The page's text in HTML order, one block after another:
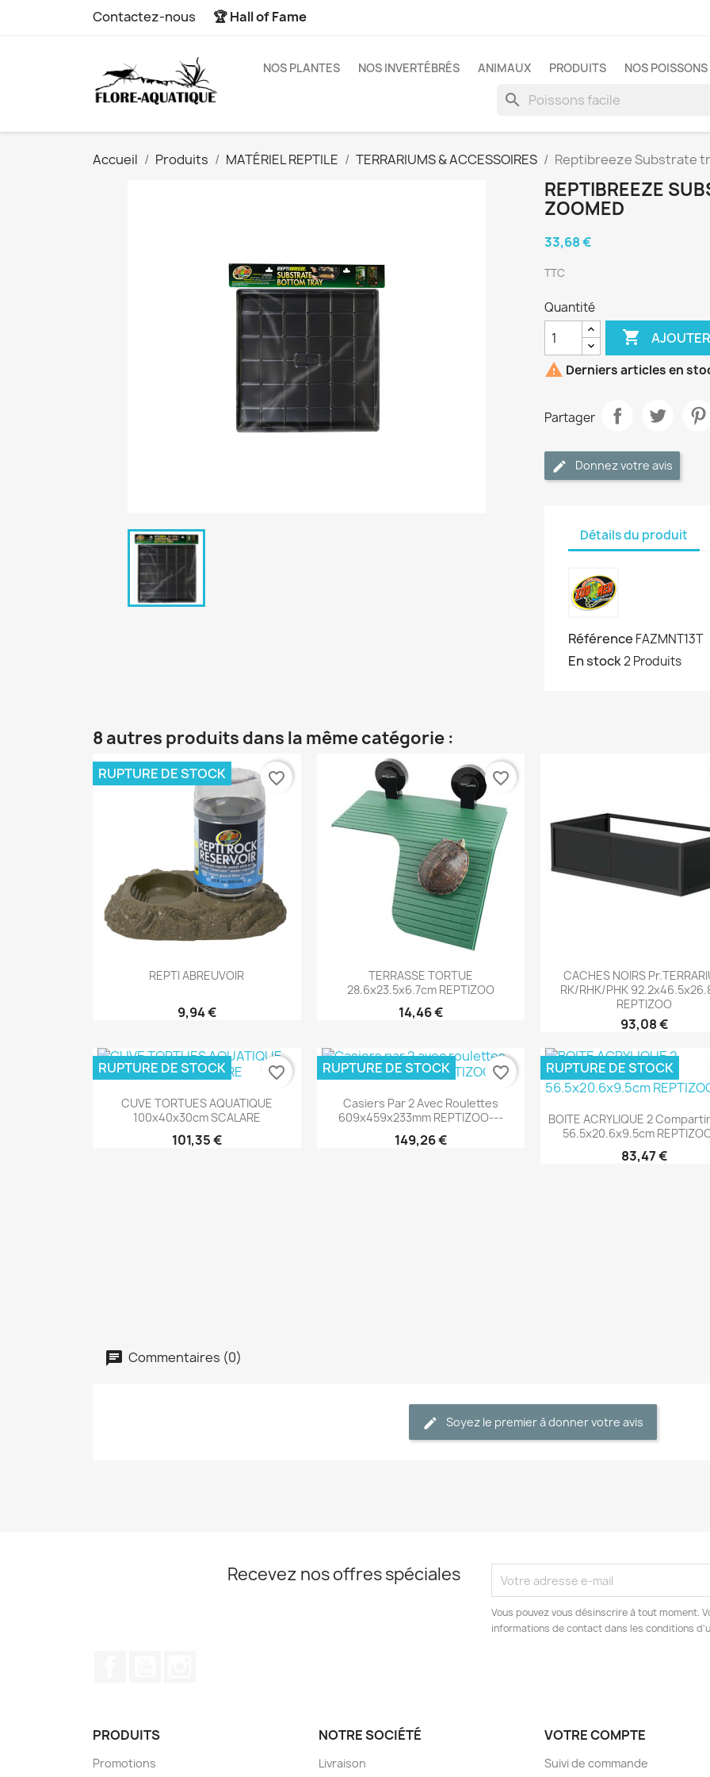
Contactez-nous 🏆 Hall of Fame
NOS PLANTES NOS INVERTÉBRÉS ANIMAUX PRODUITS NOS
search
Accueil Produits MATÉRIEL REPTILE TERRARIUMS & ACCESSOIRES Reptibreeze Substrate
REPTIBREEZE
ZOOMED
33,68 €
TTC
Quantité

 Derniers articles en
Partager
Donnez votre avis
Détails du produit
Référence FAZMNT13T
En stock2 Produits
8 autres produits dans la même catégorie :
Aperçu rapide
REPTI ABREUVOIR
9,94 €
RUPTURE DE STOCK favorite_border
Aperçu rapide
TERRASSE TORTUE
28.6x23.5x6.7cm REPTIZOO
14,46 €
favorite_border
Aperçu rapide
CACHES NOIRS
RK/RHK/PHK
REPTIZOO
93,08 €
Aperçu rapide
CUVE TORTUES AQUATIQUE
100x40x30cm SCALARE
101,35 €
RUPTURE DE STOCK
favorite_border
 Aperçu rapide
Casiers Par 2 Avec Roulettes
609x459x233mm REPTIZOO---
149,26 €
RUPTURE DE STOCK favorite_border
Aperçu rapide
BOITE ACRYLIQUE 2
56.5x20.6x9.5cm
83,47 €
RUPTURE DE STOCK
Commentaires (0)
Soyez le premier à donner votre avis
Recevez nos offres spéciales
Vous pouvez vous désinscrire à tout moment.
informations de contact dans les conditions
PRODUITS
Promotions
NOTRE SOCIÉTÉ
Livraison
VOTRE COMPTE
Suivi de commande